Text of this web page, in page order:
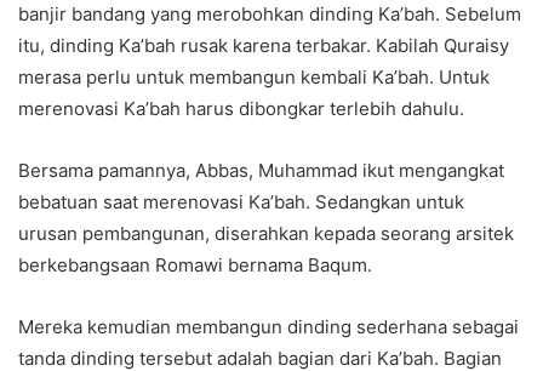
banjir bandang yang merobohkan dinding Ka’bah. Sebelum
itu, dinding Ka’bah rusak karena terbakar. Kabilah Quraisy
merasa perlu untuk membangun kembali Ka’bah. Untuk
merenovasi Ka’bah harus dibongkar terlebih dahulu.
Bersama pamannya, Abbas, Muhammad ikut mengangkat
bebatuan saat merenovasi Ka’bah. Sedangkan untuk
urusan pembangunan, diserahkan kepada seorang arsitek
berkebangsaan Romawi bernama Baqum.
Mereka kemudian membangun dinding sederhana sebagai
tanda dinding tersebut adalah bagian dari Ka’bah. Bagian